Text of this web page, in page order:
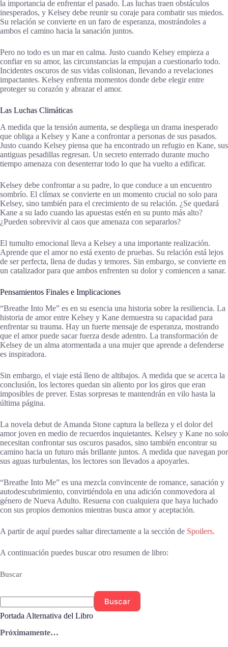
la importancia de enfrentar el pasado. Las luchas traen obstáculos
inesperados, y Kelsey debe reunir su coraje para combatir sus miedos.
Su relación se convierte en un faro de esperanza, mostrándoles a
ambos el camino hacia la sanación juntos.
Pero no todo es un mar en calma. Justo cuando Kelsey empieza a
confiar en su amor, las circunstancias la empujan a cuestionarlo todo.
Incidentes oscuros de sus vidas colisionan, llevando a revelaciones
impactantes. Kelsey enfrenta momentos donde debe elegir entre
proteger su corazón y abrazar el amor.
Las Luchas Climáticas
A medida que la tensión aumenta, se despliega un drama inesperado
que obliga a Kelsey y Kane a confrontar a personas de sus pasados.
Justo cuando Kelsey piensa que ha encontrado un refugio en Kane, sus
antiguas pesadillas regresan. Un secreto enterrado durante mucho
tiempo amenaza con desenterrar todo lo que ha vuelto a edificar.
Kelsey debe confrontar a su padre, lo que conduce a un encuentro
sombrío. El clímax se convierte en un momento crucial no solo para
Kelsey, sino también para el crecimiento de su relación. ¿Se quedará
Kane a su lado cuando las apuestas estén en su punto más alto?
¿Pueden sobrevivir al caos que amenaza con separarlos?
El tumulto emocional lleva a Kelsey a una importante realización.
Aprende que el amor no está exento de pruebas. Su relación está lejos
de ser perfecta, llena de dudas y temores. Sin embargo, se convierte en
un catalizador para que ambos enfrenten su dolor y comiencen a sanar.
Pensamientos Finales e Implicaciones
“Breathe Into Me” es en su esencia una historia sobre la resiliencia. La
historia de amor entre Kelsey y Kane demuestra su capacidad para
enfrentar su trauma. Hay un fuerte mensaje de esperanza, mostrando
que el amor puede sacar fuerza desde adentro. La transformación de
Kelsey de un alma atormentada a una mujer que aprende a defenderse
es inspiradora.
Sin embargo, el viaje está lleno de altibajos. A medida que se acerca la
conclusión, los lectores quedan sin aliento por los giros que eran
imposibles de prever. Estas sorpresas te mantendrán en vilo hasta la
última página.
La novela debut de Amanda Stone captura la belleza y el dolor del
amor joven en medio de recuerdos inquietantes. Kelsey y Kane no solo
necesitan confrontar sus oscuros pasados, sino también encontrar su
camino hacia un futuro más brillante juntos. A medida que navegan por
sus aguas turbulentas, los lectores son llevados a apoyarles.
“Breathe Into Me” es una mezcla convincente de romance, sanación y
autodescubrimiento, convirtiéndola en una adición conmovedora al
género de Nueva Adulto. Resuena con cualquiera que haya luchado
con sus propios demonios mientras busca amor y aceptación.
A partir de aquí puedes saltar directamente a la sección de Spoilers.
A continuación puedes buscar otro resumen de libro:
Buscar
Buscar
Portada Alternativa del Libro
Próximamente…